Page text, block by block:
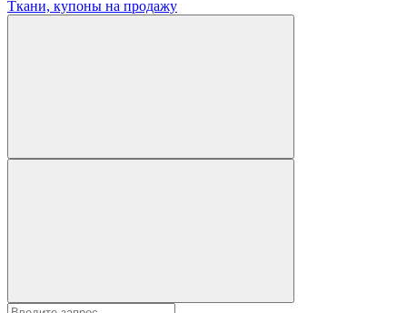
Ткани, купоны на продажу